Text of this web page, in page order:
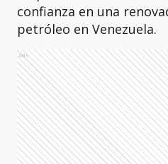
confianza en una
petróleo en Venezuela.
Ads